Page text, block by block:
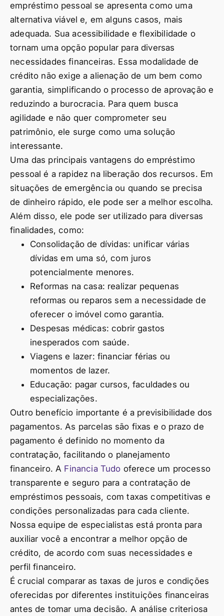
empréstimo pessoal se apresenta como uma
alternativa viável e, em alguns casos, mais
adequada. Sua acessibilidade e flexibilidade o
tornam uma opção popular para diversas
necessidades financeiras. Essa modalidade de
crédito não exige a alienação de um bem como
garantia, simplificando o processo de aprovação e
reduzindo a burocracia. Para quem busca
agilidade e não quer comprometer seu
patrimônio, ele surge como uma solução
interessante.
Uma das principais vantagens do empréstimo
pessoal é a rapidez na liberação dos recursos. Em
situações de emergência ou quando se precisa
de dinheiro rápido, ele pode ser a melhor escolha.
Além disso, ele pode ser utilizado para diversas
finalidades, como:
Consolidação de dívidas: unificar várias
dívidas em uma só, com juros
potencialmente menores.
Reformas na casa: realizar pequenas
reformas ou reparos sem a necessidade de
oferecer o imóvel como garantia.
Despesas médicas: cobrir gastos
inesperados com saúde.
Viagens e lazer: financiar férias ou
momentos de lazer.
Educação: pagar cursos, faculdades ou
especializações.
Outro benefício importante é a previsibilidade dos
pagamentos. As parcelas são fixas e o prazo de
pagamento é definido no momento da
contratação, facilitando o planejamento
financeiro. A Financia Tudo oferece um processo
transparente e seguro para a contratação de
empréstimos pessoais, com taxas competitivas e
condições personalizadas para cada cliente.
Nossa equipe de especialistas está pronta para
auxiliar você a encontrar a melhor opção de
crédito, de acordo com suas necessidades e
perfil financeiro.
É crucial comparar as taxas de juros e condições
oferecidas por diferentes instituições financeiras
antes de tomar uma decisão. A análise criteriosa